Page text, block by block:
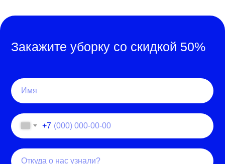
+7
Закажите уборку со скидкой 50%